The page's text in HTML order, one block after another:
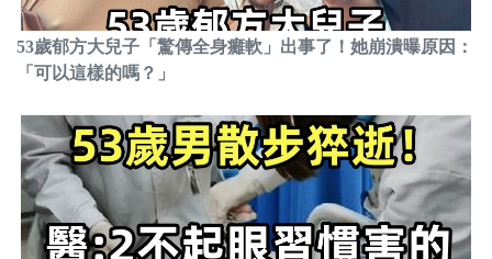
53歲郁方大兒子「驚傳全身癱軟」出事了！她崩潰曝原因：
「可以這樣的嗎？」